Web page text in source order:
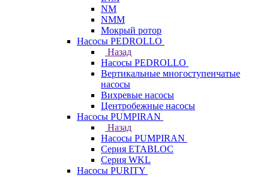
NM
NMM
Мокрый ротор
Насосы PEDROLLO
Назад
Насосы PEDROLLO
Вертикальные многоступенчатые
насосы
Вихревые насосы
Центробежные насосы
Насосы PUMPIRAN
Назад
Насосы PUMPIRAN
Серия ETABLOC
Серия WKL
Насосы PURITY